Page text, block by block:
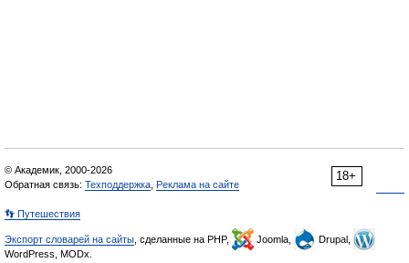
18+
© Академик, 2000-2026
Обратная связь: Техподдержка Реклама на сайте
👣 Путешествия
Экспорт словарей на сайты , сделанные на PHP, Joomla,
Drupal,
WordPress, MODx.